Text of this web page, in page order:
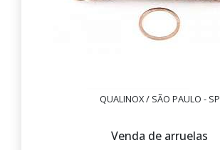
QUALINOX / SÃO PAULO - SP
Venda de arruelas